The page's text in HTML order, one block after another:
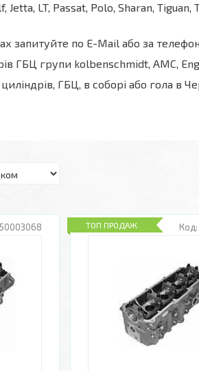
Jetta, LT, Passat, Polo, Sharan,
запитуйте по E-Mail або за
ГБЦ групи kolbenschmidt, AMC,
ГБЦ, в соборі або гола в
50003068 ТОП ПРОДАЖ